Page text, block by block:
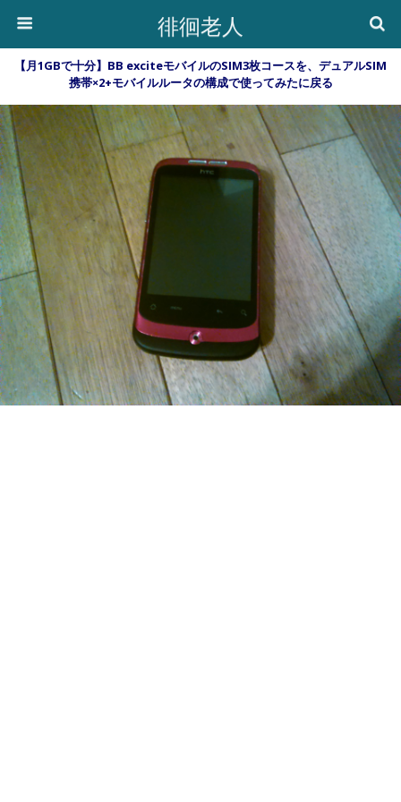
徘徊老人
【月1GBで十分】BB exciteモバイルのSIM3枚コースを、デュアルSIM
携帯×2+モバイルルータの構成で使ってみたに戻る